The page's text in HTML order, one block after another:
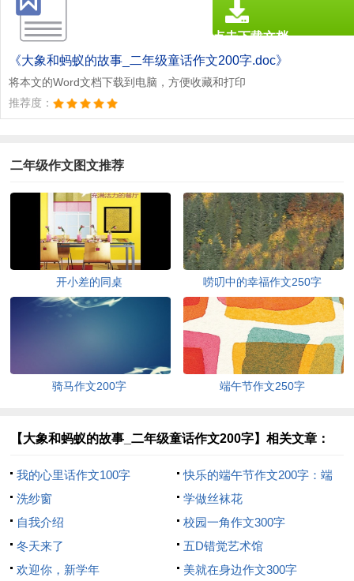
《大象和蚂蚁的故事_二年级童话作文200字.doc》
将本文的Word文档下载到电脑，方便收藏和打印
推荐度：
点击下载文档
文档为doc格式
二年级作文图文推荐
开小差的同桌 唠叨中的幸福作文250字
骑马作文200字 端午节作文250字
【大象和蚂蚁的故事_二年级童话作文200字】相关文章：
我的心里话作文100字
快乐的端午节作文200字：端
午节的趣闻
洗纱窗
学做丝袜花
自我介绍
校园一角作文300字
冬天来了
五D错觉艺术馆
欢迎你，新学年
美就在身边作文300字